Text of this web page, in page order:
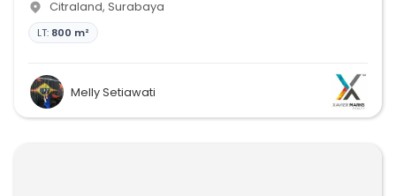
Citraland, Surabaya
LT: 800 m²
Melly Setiawati